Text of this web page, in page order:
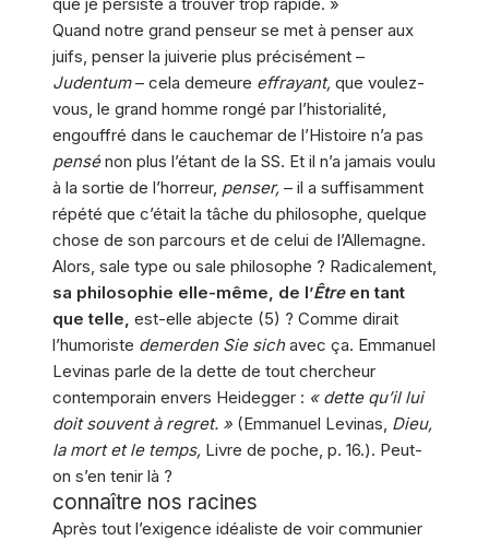
Quand notre grand penseur se met à penser aux
juifs, penser la juiverie plus précisément –
Judentum– cela demeure effrayant, que voulez-
vous, le grand homme rongé par l’historialité,
engouffré dans le cauchemar de l’Histoire n’a pas
pensénon plus l’étant de la SS. Et il n’a jamais voulu
à la sortie de l’horreur, penser, – il a suffisamment
répété que c’était la tâche du philosophe, quelque
chose de son parcours et de celui de l’Allemagne.
Alors, sale type ou sale philosophe ? Radicalement,
sa philosophie elle-même, de l’Êtreen tant
que telle, est-elle abjecte (5) ? Comme dirait
l’humoriste demerden Sie sichavec ça. Emmanuel
Levinas parle de la dette de tout chercheur
contemporain envers Heidegger : « dette qu’il lui
doit souvent à regret. » (Emmanuel Levinas, Dieu,
la mort et le temps, Livre de poche, p. 16.). Peut-
on s’en tenir là ?
connaître nos racines
Après tout l’exigence idéaliste de voir communier